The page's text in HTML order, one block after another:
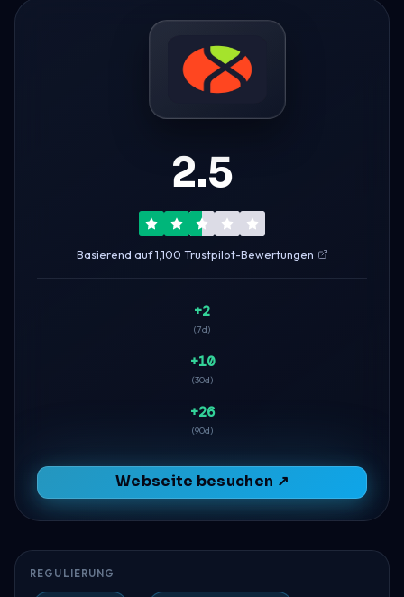
2.5
Basierend auf 1,100 Trustpilot-Bewertungen
+2
(7d)
+10
(30d)
+26
(90d)
Webseite besuchen ↗
REGULIERUNG